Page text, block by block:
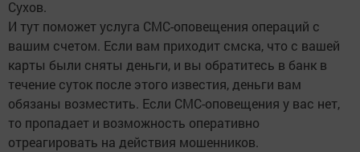
Сухов.
И тут поможет услуга СМС-оповещения операций с
вашим счетом. Если вам приходит смска, что с вашей
карты были сняты деньги, и вы обратитесь в банк в
течение суток после этого известия, деньги вам
обязаны возместить. Если СМС-оповещения у вас нет,
то пропадает и возможность оперативно
отреагировать на действия мошенников.